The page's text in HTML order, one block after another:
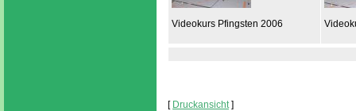
Videokurs Pfingsten 2006
[ Druckansicht]